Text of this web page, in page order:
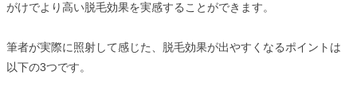
がけでより高い脱毛効果を実感することができます。
筆者が実際に照射して感じた、脱毛効果が出やすくなるポイントは
以下の3つです。